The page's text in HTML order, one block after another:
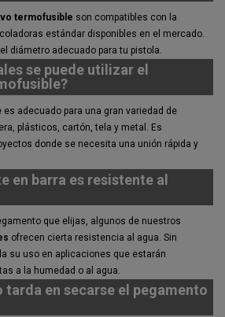
termofusible son compatibles con la
estándar disponibles en el mercado.
diámetro adecuado para tu pistola.
se puede utilizar el
es adecuado para una gran variedad de
plásticos, cartón, tela y metal. Es
donde se necesita una unión rápida y
en barra es resistente al
que elijas, algunos de nuestros
ofrecen cierta resistencia al agua. Sin
su uso en aplicaciones que estarán
a la humedad o al agua.
tarda en secarse el pegamento